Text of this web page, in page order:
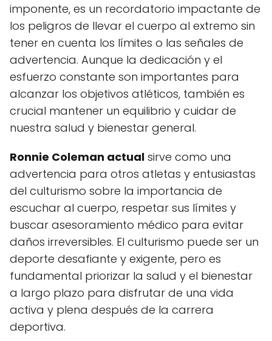
imponente, es un recordatorio impactante de
los peligros de llevar el cuerpo al extremo sin
tener en cuenta los límites o las señales de
advertencia. Aunque la dedicación y el
esfuerzo constante son importantes para
alcanzar los objetivos atléticos, también es
crucial mantener un equilibrio y cuidar de
nuestra salud y bienestar general.
Ronnie Coleman actual sirve como una
advertencia para otros atletas y entusiastas
del culturismo sobre la importancia de
escuchar al cuerpo, respetar sus límites y
buscar asesoramiento médico para evitar
daños irreversibles. El culturismo puede ser un
deporte desafiante y exigente, pero es
fundamental priorizar la salud y el bienestar
a largo plazo para disfrutar de una vida
activa y plena después de la carrera
deportiva.